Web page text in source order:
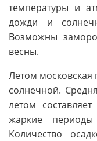
температуры и
дожди и
Возможны
весны.
Летом московская
солнечной.
летом
жаркие
Количество